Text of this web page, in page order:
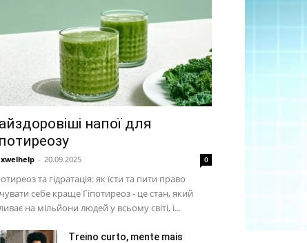
напої для
- 20.09.2025 0
та гідратація: як їсти та пити право
себе краще Гіпотиреоз - це стан, який
на мільйони людей у ​​всьому світі, і...
Treino curto, mente mais